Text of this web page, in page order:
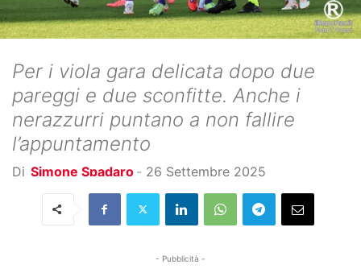
Per i viola gara delicata dopo due
pareggi e due sconfitte. Anche i
nerazzurri puntano a non fallire
l’appuntamento
Di Simone Spadaro - 26 Settembre 2025
- Pubblicità -